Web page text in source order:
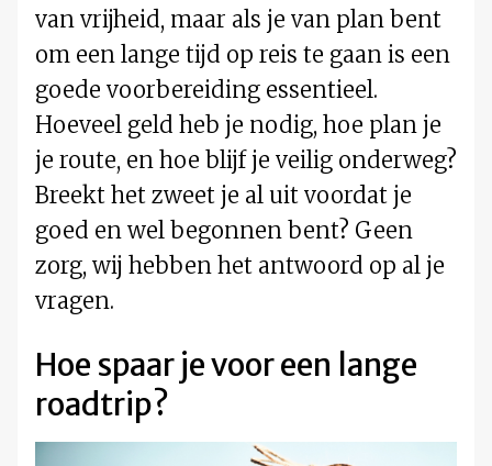
van vrijheid, maar als je van plan bent
om een lange tijd op reis te gaan is een
goede voorbereiding essentieel.
Hoeveel geld heb je nodig, hoe plan je
je route, en hoe blijf je veilig onderweg?
Breekt het zweet je al uit voordat je
goed en wel begonnen bent? Geen
zorg, wij hebben het antwoord op al je
vragen.
Hoe spaar je voor een lange
roadtrip?